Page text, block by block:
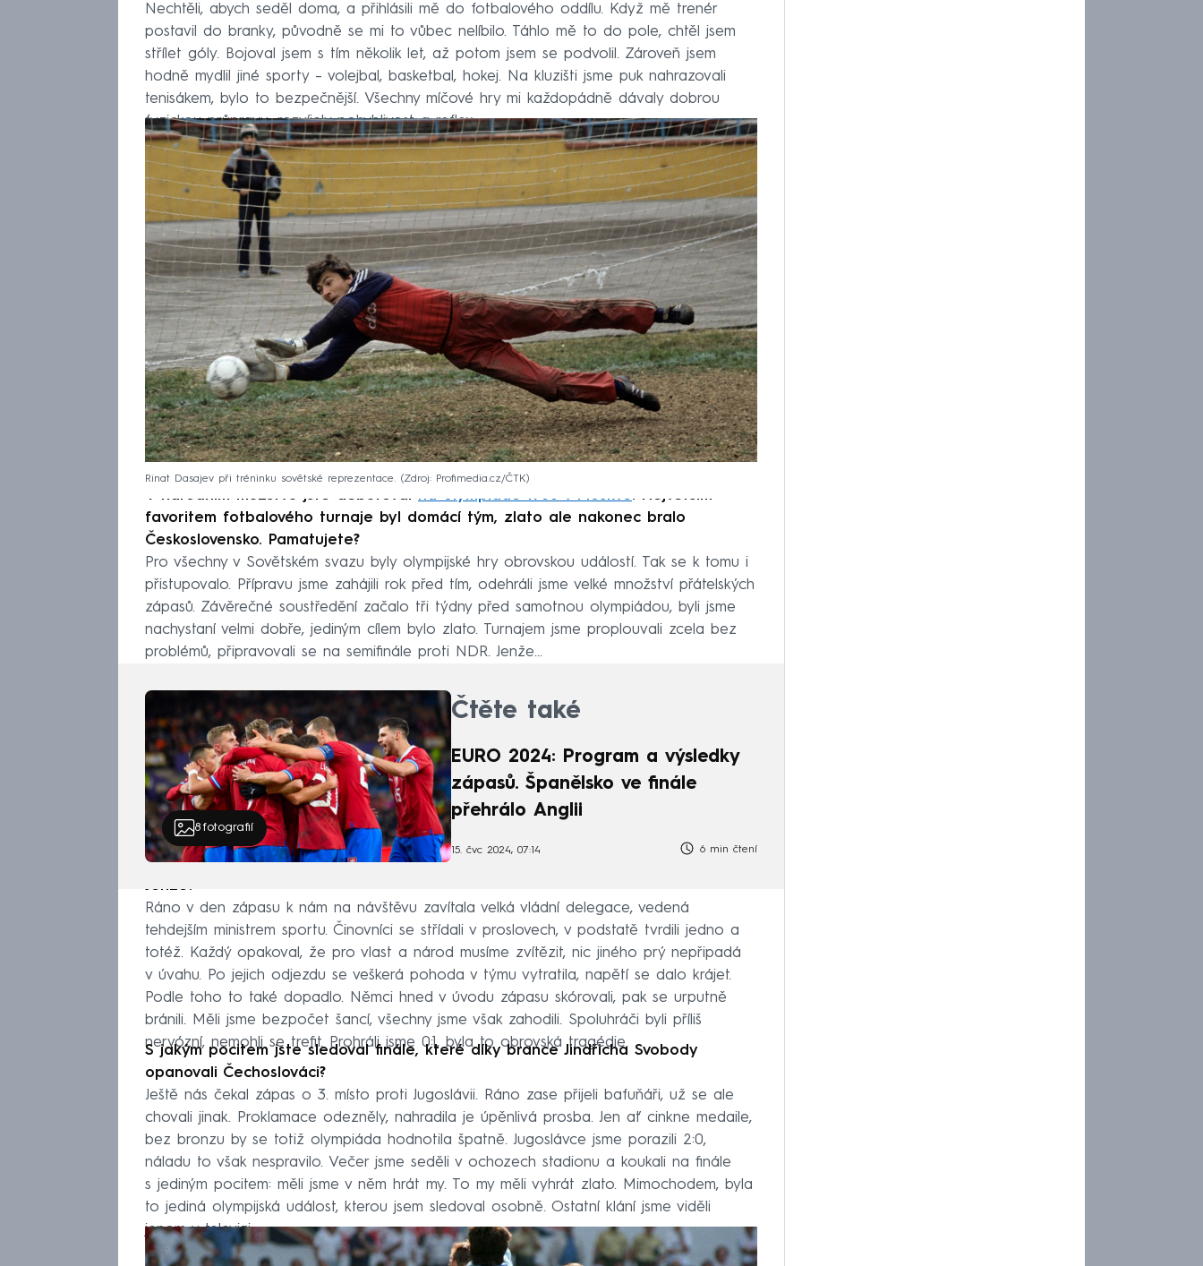
Nechtěli, abych seděl doma, a přihlásili mě do fotbalového oddílu. Když mě trenér
postavil do branky, původně se mi to vůbec nelíbilo. Táhlo mě to do pole, chtěl jsem
střílet góly. Bojoval jsem s tím několik let, až potom jsem se podvolil. Zároveň jsem
hodně mydlil jiné sporty – volejbal, basketbal, hokej. Na kluzišti jsme puk nahrazovali
tenisákem, bylo to bezpečnější. Všechny míčové hry mi každopádně dávaly dobrou
fyzickou průpravu, rozvíjely pohyblivost a reflex.
Rinat Dasajev při tréninku sovětské reprezentace. Zdroj: Profimedia.cz/ČTK
V národním mužstvu jste debutoval na olympiádě 1980 v Moskvě. Největším
favoritem fotbalového turnaje byl domácí tým, zlato ale nakonec bralo
Československo. Pamatujete?
Pro všechny v Sovětském svazu byly olympijské hry obrovskou událostí. Tak se k tomu i
přistupovalo. Přípravu jsme zahájili rok před tím, odehráli jsme velké množství přátelských
zápasů. Závěrečné soustředění začalo tři týdny před samotnou olympiádou, byli jsme
nachystaní velmi dobře, jediným cílem bylo zlato. Turnajem jsme proplouvali zcela bez
problémů, připravovali se na semifinále proti NDR. Jenže…
8fotografií
Čtěte také
EURO 2024: Program a výsledky
zápasů. Španělsko ve finále
přehrálo Anglii
15. čvc 2024, 07:14 6 min čtení
Jenže?
Ráno v den zápasu k nám na návštěvu zavítala velká vládní delegace, vedená
tehdejším ministrem sportu. Činovníci se střídali v proslovech, v podstatě tvrdili jedno a
totéž. Každý opakoval, že pro vlast a národ musíme zvítězit, nic jiného prý nepřipadá
v úvahu. Po jejich odjezdu se veškerá pohoda v týmu vytratila, napětí se dalo krájet.
Podle toho to také dopadlo. Němci hned v úvodu zápasu skórovali, pak se urputně
bránili. Měli jsme bezpočet šancí, všechny jsme však zahodili. Spoluhráči byli příliš
nervózní, nemohli se trefit. Prohráli jsme 0:1, byla to obrovská tragédie.
S jakým pocitem jste sledoval finále, které díky brance Jindřicha Svobody
opanovali Čechoslováci?
Ještě nás čekal zápas o 3. místo proti Jugoslávii. Ráno zase přijeli bafuňáři, už se ale
chovali jinak. Proklamace odezněly, nahradila je úpěnlivá prosba. Jen ať cinkne medaile,
bez bronzu by se totiž olympiáda hodnotila špatně. Jugoslávce jsme porazili 2:0,
náladu to však nespravilo. Večer jsme seděli v ochozech stadionu a koukali na finále
s jediným pocitem: měli jsme v něm hrát my. To my měli vyhrát zlato. Mimochodem, byla
to jediná olympijská událost, kterou jsem sledoval osobně. Ostatní klání jsme viděli
jenom v televizi.